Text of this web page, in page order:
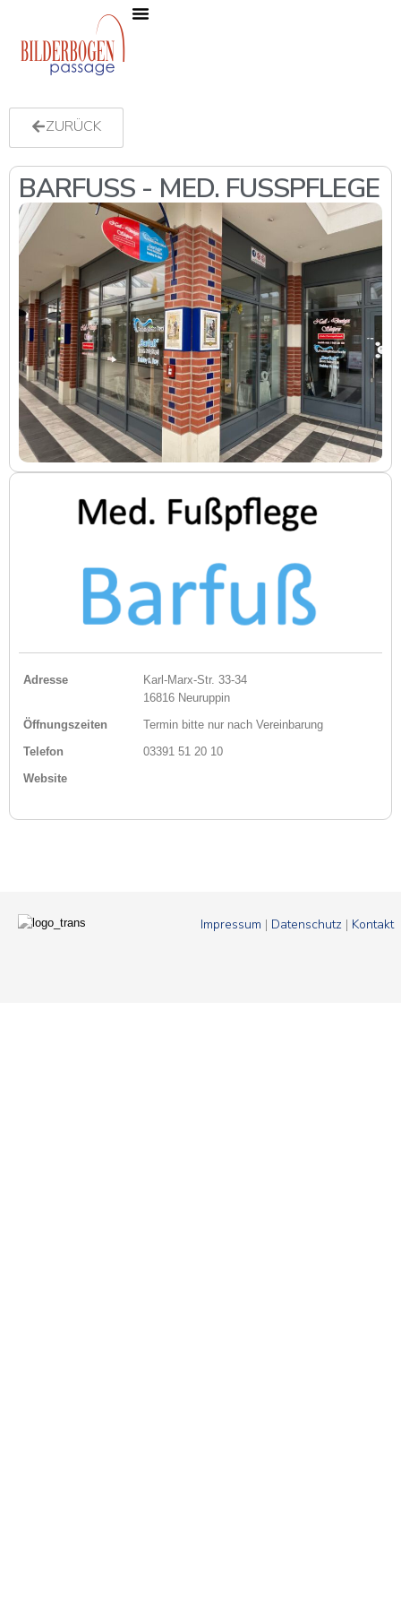
ZURÜCK
BARFUSS - MED. FUSSPFLEGE
Adresse
Karl-Marx-Str. 33-34
16816 Neuruppin
Öffnungszeiten
Termin bitte nur nach Vereinbarung
Telefon
03391 51 20 10
Website
Impressum | Datenschutz | Kontakt